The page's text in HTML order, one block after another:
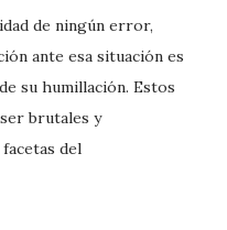
de ningún error,
ante esa situación es
su humillación. Estos
brutales y
del